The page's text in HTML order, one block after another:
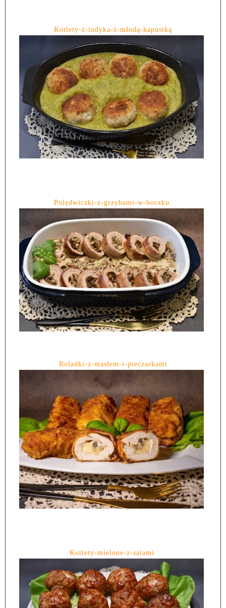
Kotlety-z-indyka-z-młodą-kapustką
Polędwiczki-z-grzybami-w-boczku.
Roladki-z-masłem-i-pieczarkami
Kotlety-mielone-z-salami.